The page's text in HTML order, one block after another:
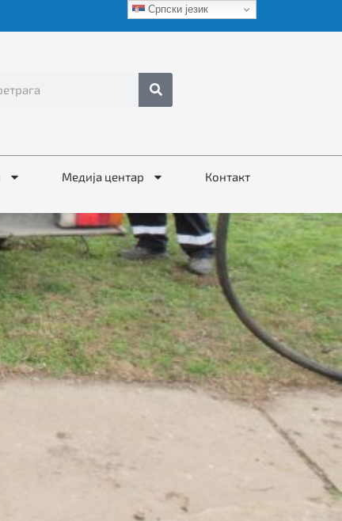
Медија центар Контакт
Српски језик